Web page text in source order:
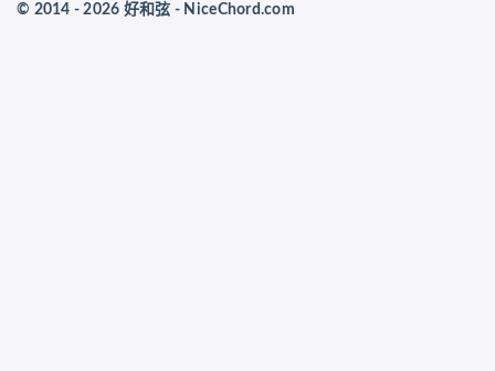
© 2014 - 2026 好和弦 - NiceChord.com